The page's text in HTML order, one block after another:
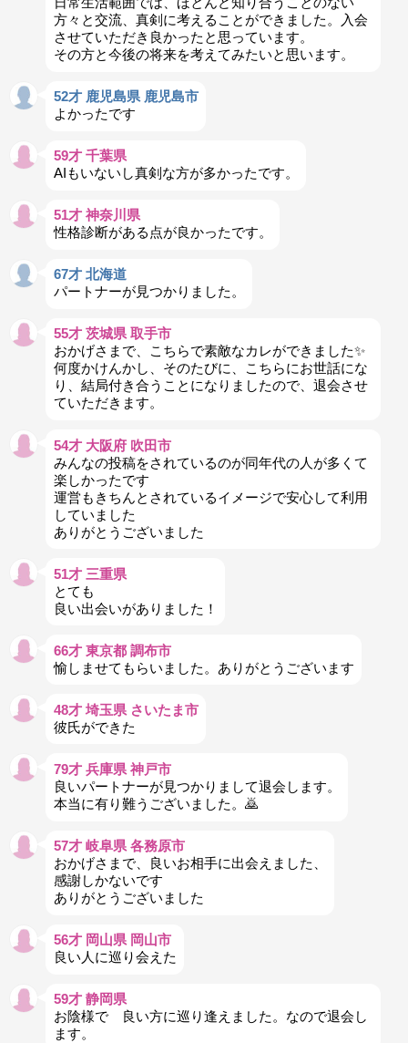
方々と交流、真剣に考えることができました。入会
させていただき良かったと思っています。
その方と今後の将来を考えてみたいと思います。
52才 鹿児島県 鹿児島市
よかったです
59才 千葉県
AIもいないし真剣な方が多かったです。
51才 神奈川県
性格診断がある点が良かったです。
67才 北海道
パートナーが見つかりました。
55才 茨城県 取手市
おかげさまで、こちらで素敵なカレができました✨
何度かけんかし、そのたびに、こちらにお世話にな
り、結局付き合うことになりましたので、退会させ
ていただきます。
54才 大阪府 吹田市
みんなの投稿をされているのが同年代の人が多くて
楽しかったです
運営もきちんとされているイメージで安心して利用
していました
ありがとうございました
51才 三重県
とても
良い出会いがありました！
66才 東京都 調布市
愉しませてもらいました。ありがとうございます
48才 埼玉県 さいたま市
彼氏ができた
79才 兵庫県 神戸市
良いパートナーが見つかりまして退会します。
本当に有り難うございました。🙇
57才 岐阜県 各務原市
おかげさまで、良いお相手に出会えました、
感謝しかないです
ありがとうございました
56才 岡山県 岡山市
良い人に巡り会えた
59才 静岡県
お陰様で 良い方に巡り逢えました。なので退会し
ます。